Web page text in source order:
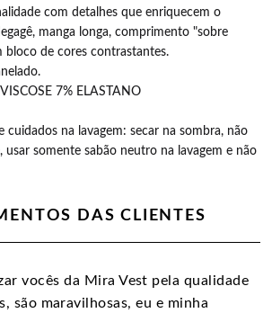
com detalhes que enriquecem o
manga longa, comprimento "sobre
bloco de cores contrastantes.
7% ELASTANO
cuidados na lavagem: secar na sombra, não
usar somente sabão neutro na lavagem e não
DAS CLIENTES
vocês da Mira Vest pela qualidade
são maravilhosas, eu e minha